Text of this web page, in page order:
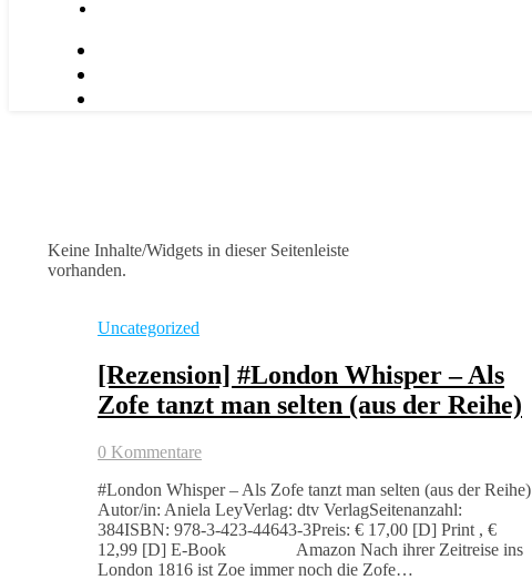
Keine Inhalte/Widgets in dieser Seitenleiste
vorhanden.
Uncategorized
[Rezension] #London Whisper – Als
Zofe tanzt man selten (aus der Reihe)
0 Kommentare
#London Whisper – Als Zofe tanzt man selten (aus der Reihe)
Autor/in: Aniela LeyVerlag: dtv VerlagSeitenanzahl:
384ISBN: 978-3-423-44643-3Preis: € 17,00 [D] Print , €
12,99 [D] E-Book Amazon Nach ihrer Zeitreise ins
London 1816 ist Zoe immer noch die Zofe…